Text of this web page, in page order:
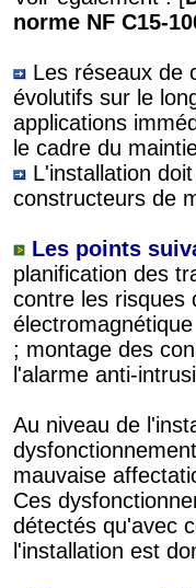
norme NF C15-
Les réseaux de
évolutifs sur le
applications
le cadre du
L'installation
constructeurs de
Les points
planification des
contre les risques
électromagnétique
; montage des
l'alarme anti-
Au niveau de
mauvaise
Ces
détectés qu'avec
l'installation est